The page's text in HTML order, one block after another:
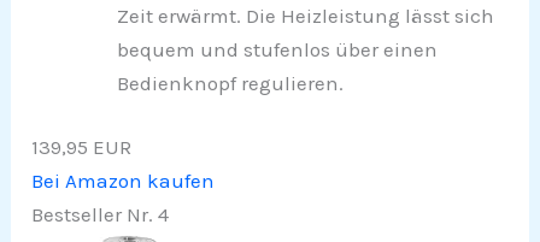
Zeit erwärmt. Die Heizleistung lässt sich
bequem und stufenlos über einen
Bedienknopf regulieren.
139,95 EUR
Bei Amazon kaufen
Bestseller Nr. 4